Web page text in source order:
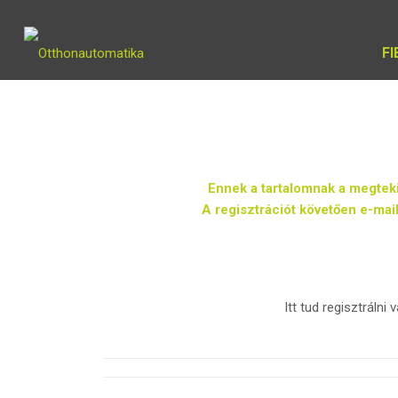
Ennek a tartalomnak a
A regisztrációt követően e-
Itt tud regisztrálni